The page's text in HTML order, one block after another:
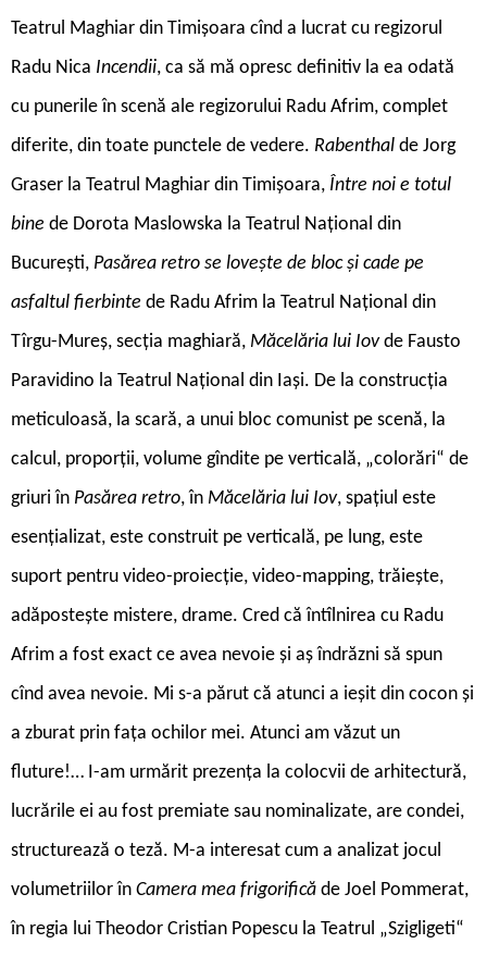
Teatrul Maghiar din Timișoara cînd a lucrat cu regizorul
Radu Nica Incendii, ca să mă opresc definitiv la ea odată
cu punerile în scenă ale regizorului Radu Afrim, complet
diferite, din toate punctele de vedere. Rabenthal de Jorg
Graser la Teatrul Maghiar din Timișoara, Între noi e totul
bine de Dorota Maslowska la Teatrul Național din
București, Pasărea retro se lovește de bloc și cade pe
asfaltul fierbinte de Radu Afrim la Teatrul Național din
Tîrgu-Mureș, secția maghiară, Măcelăria lui Iovde Fausto
Paravidino la Teatrul Național din Iași. De la construcția
meticuloasă, la scară, a unui bloc comunist pe scenă, la
calcul, proporții, volume gîndite pe verticală, „colorări“ de
griuri în Pasărea retro, în Măcelăria lui Iov, spațiul este
esențializat, este construit pe verticală, pe lung, este
suport pentru video-proiecție, video-mapping, trăiește,
adăpostește mistere, drame. Cred că întîlnirea cu Radu
Afrim a fost exact ce avea nevoie și aș îndrăzni să spun
cînd avea nevoie. Mi s-a părut că atunci a ieșit din cocon și
a zburat prin fața ochilor mei. Atunci am văzut un
fluture!… I-am urmărit prezența la colocvii de arhitectură,
lucrările ei au fost premiate sau nominalizate, are condei,
structurează o teză. M-a interesat cum a analizat jocul
volumetriilor în Camera mea frigorifică de Joel Pommerat,
în regia lui Theodor Cristian Popescu la Teatrul „Szigligeti“